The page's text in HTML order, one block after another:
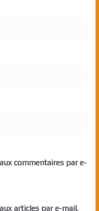
commentaires par e-
articles par e-mail.